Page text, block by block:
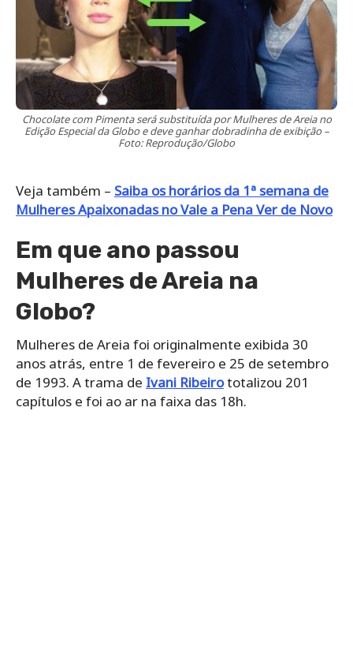
Chocolate com Pimenta será substituída por Mulheres de Areia no
Edição Especial da Globo e deve ganhar dobradinha de exibição –
Foto: Reprodução/Globo
Veja também – Saiba os horários da 1ª semana de
Mulheres Apaixonadas no Vale a Pena Ver de Novo
Em que ano passou
Mulheres de Areia na
Globo?
Mulheres de Areia foi originalmente exibida 30
anos atrás, entre 1 de fevereiro e 25 de setembro
de 1993. A trama de Ivani Ribeirototalizou 201
capítulos e foi ao ar na faixa das 18h.